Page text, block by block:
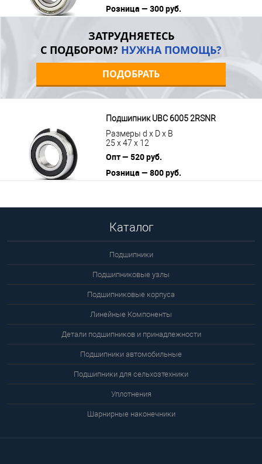
Розница — 300 руб.
ЗАТРУДНЯЕТЕСЬ
С ПОДБОРОМ? НУЖНА ПОМОЩЬ?
ПОДОБРАТЬ
Подшипник UBC 6005 2RSNR
Размеры d x D x B
25 x 47 x 12
Опт — 520 руб.
Розница — 800 руб.
Каталог
Подшипники
Подшипниковые узлы
Подшипниковые корпуса
Линейные Компоненты
Детали подшипников и принадлежности
Подшипники автомобильные
Подшипники для сельхозтехники
Уплотнения
Шарнирные наконечники